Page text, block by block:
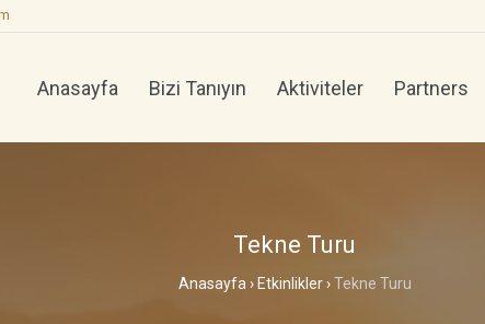
Anasayfa Bizi Tanıyın Aktiviteler Partners
Tekne Turu
Anasayfa › Etkinlikler›Tekne Turu